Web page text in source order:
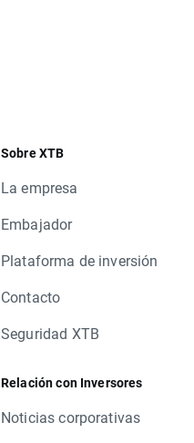
Sobre XTB
La empresa
Embajador
Plataforma de inversión
Contacto
Seguridad XTB
Relación con Inversores
Noticias corporativas